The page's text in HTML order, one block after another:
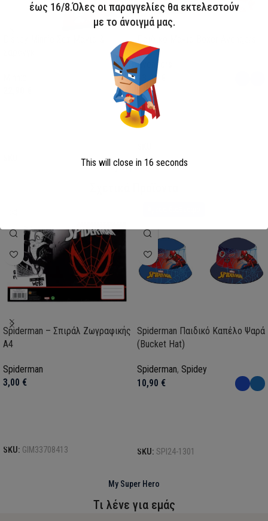
Avengers
13,00
Επιλογή
My Super Hero
Spiderman – Σπιράλ Ζωγραφικής
Α4
Spiderman
3,00 €
SKU: GIM33708413
Spiderman Παιδικό Καπέλο Ψαρά
(Bucket Hat)
Spiderman, Spidey
10,90 €
SKU: SPI24-1301
My Super Hero
Τι λένε για εμάς
έως 16/8.Όλες οι παραγγελίες θα εκτελεστούν
με το άνοιγμά μας.
This will close in 15 seconds